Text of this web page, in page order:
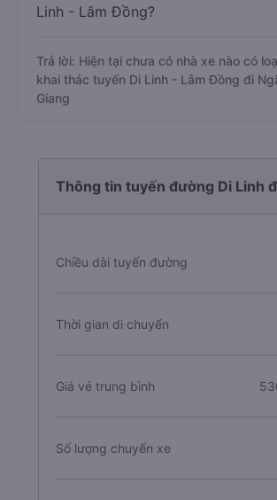
Linh - Lâm Đồng?
Trả lời: Hiện tại chưa có nhà xe nào có
khai thác tuyến Di Linh - Lâm Đồng đi
Giang
Thông tin tuyến đường Di Linh
Chiều dài tuyến đường
Thời gian di chuyển
Giá vé trung bình
Số lượng chuyến xe